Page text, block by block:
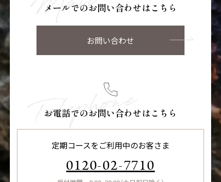
メールでのお問い合わせはこちら
お問い合わせ
お電話でのお問い合わせはこちら
定期コースをご利用中のお客さま
0120-02-7710